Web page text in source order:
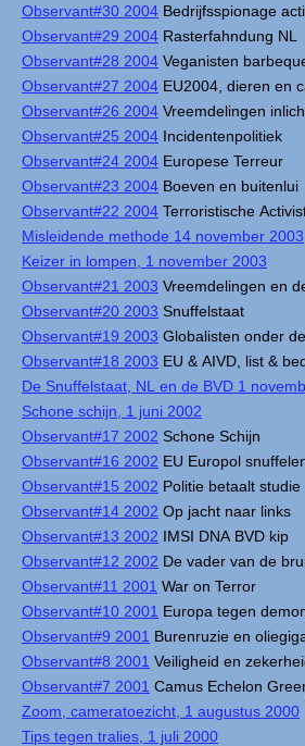
Observant#30 2004 Bedrijfsspionage
Observant#29 2004 Rasterfahndung NL
Observant#28 2004 Veganisten
Observant#27 2004 EU2004, dieren en
Observant#26 2004 Vreemdelingen
Observant#25 2004 Incidentenpolitiek
Observant#24 2004 Europese Terreur
Observant#23 2004 Boeven en buitenlui
Observant#22 2004 Terroristische
Misleidende methode 14 november 2003
Keizer in lompen, 1 november 2003
Observant#21 2003 Vreemdelingen en
Observant#20 2003 Snuffelstaat
Observant#19 2003 Globalisten onder
Observant#18 2003 EU & AIVD, list &
De Snuffelstaat, NL en de BVD 1
Schone schijn, 1 juni 2002
Observant#17 2002 Schone Schijn
Observant#16 2002 EU Europol
Observant#15 2002 Politie betaalt studie
Observant#14 2002 Op jacht naar links
Observant#13 2002 IMSI DNA BVD kip
Observant#12 2002 De vader van de
Observant#11 2001 War on Terror
Observant#10 2001 Europa tegen
Observant#9 2001 Burenruzie en
Observant#8 2001 Veiligheid en
Observant#7 2001 Camus Echelon
Zoom, cameratoezicht, 1 augustus 2000
Tips tegen tralies, 1 juli 2000